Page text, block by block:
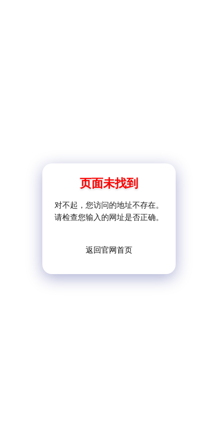
页面未找到
对不起，您访问的地址不存在。
请检查您输入的网址是否正确。
返回官网首页